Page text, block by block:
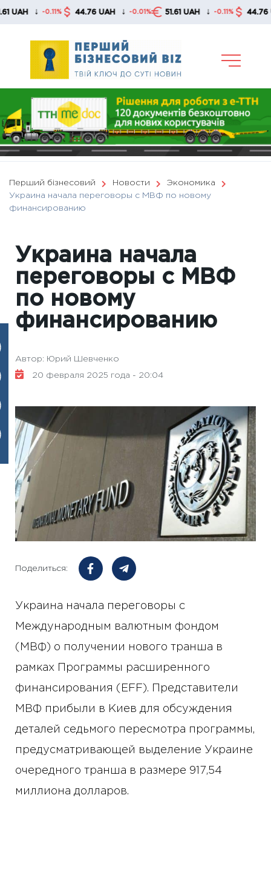
Skip
↓ -0.11% 44.76 UAH ↓ -0.01% 51.61 UAH ↓ -0.11% 44.76 UAH
Перший бізнесовий Новости
Экономика
Украина начала переговоры с МВФ по новому
финансированию
Украина начала
переговоры с МВФ
по новому
финансированию
Автор: Юрий Шевченко
20 февраля 2025 года - 20:04
Поделиться:
Украина начала переговоры с
Международным валютным фондом
(МВФ) о получении нового транша в
рамках Программы расширенного
финансирования (EFF). Представители
МВФ прибыли в Киев для обсуждения
деталей седьмого пересмотра программы,
предусматривающей выделение Украине
очередного транша в размере 917,54
миллиона долларов.